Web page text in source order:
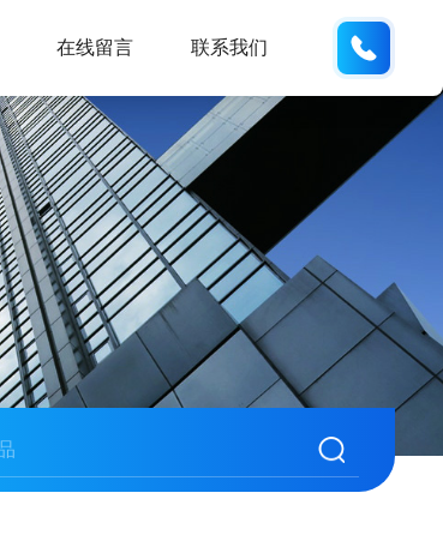
在线留言 联系我们